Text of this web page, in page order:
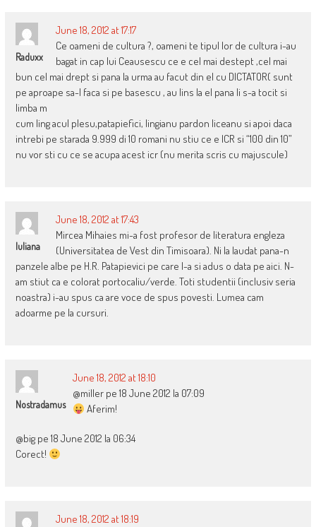
Raduxx
June 18, 2012 at 17:17
Ce oameni de cultura ?, oameni te tipul lor de cultura i-au
bagat in cap lui Ceausescu ce e cel mai destept ,cel mai
bun cel mai drept si pana la urma au facut din el cu DICTATOR( sunt
pe aproape sa-l faca si pe basescu , au lins la el pana li s-a tocit si
limba m
cum ling acul plesu,patapiefici, lingianu pardon liceanu si apoi daca
intrebi pe starada 9.999 di 10 romani nu stiu ce e ICR si “100 din 10”
nu vor sti cu ce se acupa acest icr (nu merita scris cu majuscule)
Iuliana
June 18, 2012 at 17:43
Mircea Mihaies mi-a fost profesor de literatura engleza
(Universitatea de Vest din Timisoara). Ni la laudat pana-n
panzele albe pe H.R. Patapievici pe care l-a si adus o data pe aici. N-
am stiut ca e colorat portocaliu/verde. Toti studentii (inclusiv seria
noastra) i-au spus ca are voce de spus povesti. Lumea cam
adoarme pe la cursuri.
Nostradamus
June 18, 2012 at 18:10
@miller pe 18 June 2012 la 07:09
Aferim!
@big pe 18 June 2012 la 06:34
Corect!
June 18, 2012 at 18:19